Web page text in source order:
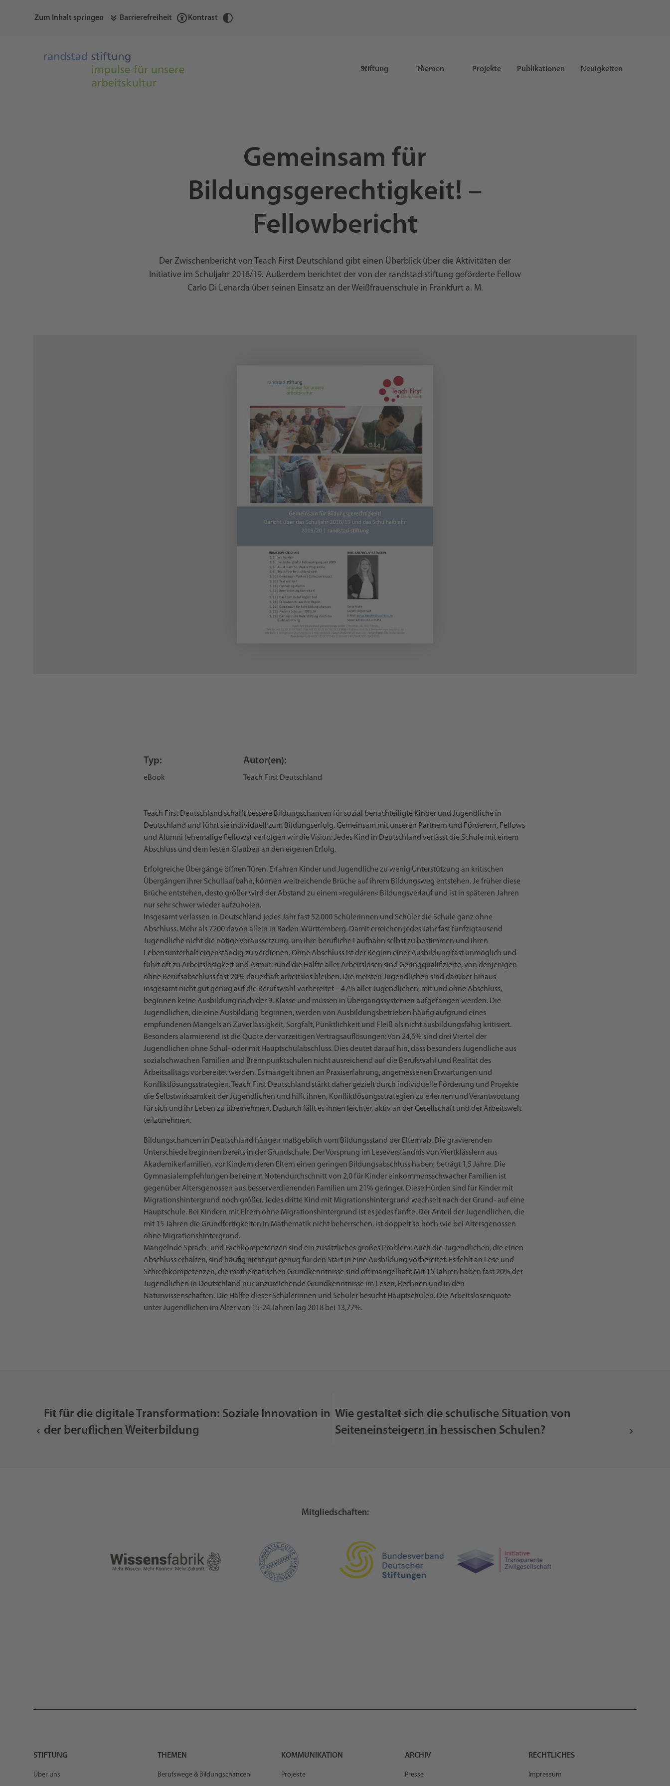
Zum Inhalt springen Barrierefreiheit Kontrast
Stiftung Themen Projekte Publikationen Neuigkeiten
Gemeinsam für
Bildungsgerechtigkeit! –
Fellowbericht
Der Zwischenbericht von Teach First Deutschland gibt einen Überblick über die Aktivitäten der
Initiative im Schuljahr 2018/19. Außerdem berichtet der von der randstad stiftung geförderte Fellow
Carlo Di Lenarda über seinen Einsatz an der Weißfrauenschule in Frankfurt a. M.
Typ:
eBook
Autor(en):
Teach First Deutschland
Teach First Deutschland schafft bessere Bildungschancen für sozial benachteiligte Kinder und Jugendliche in
Deutschland und führt sie individuell zum Bildungserfolg. Gemeinsam mit unseren Partnern und Förderern, Fellows
und Alumni (ehemalige Fellows) verfolgen wir die Vision: Jedes Kind in Deutschland verlässt die Schule mit einem
Abschluss und dem festen Glauben an den eigenen Erfolg.
Erfolgreiche Übergänge öffnen Türen. Erfahren Kinder und Jugendliche zu wenig Unterstützung an kritischen
Übergängen ihrer Schullaufbahn, können weitreichende Brüche auf ihrem Bildungsweg entstehen. Je früher diese
Brüche entstehen, desto größer wird der Abstand zu einem »regulären« Bildungsverlauf und ist in späteren Jahren
nur sehr schwer wieder aufzuholen.
Insgesamt verlassen in Deutschland jedes Jahr fast 52.000 Schülerinnen und Schüler die Schule ganz ohne
Abschluss. Mehr als 7200 davon allein in Baden-Württemberg. Damit erreichen jedes Jahr fast fünfzigtausend
Jugendliche nicht die nötige Voraussetzung, um ihre berufliche Laufbahn selbst zu bestimmen und ihren
Lebensunterhalt eigenständig zu verdienen. Ohne Abschluss ist der Beginn einer Ausbildung fast unmöglich und
führt oft zu Arbeitslosigkeit und Armut: rund die Hälfte aller Arbeitslosen sind Geringqualifizierte, von denjenigen
ohne Berufsabschluss fast 20% dauerhaft arbeitslos bleiben. Die meisten Jugendlichen sind darüber hinaus
insgesamt nicht gut genug auf die Berufswahl vorbereitet – 47% aller Jugendlichen, mit und ohne Abschluss,
beginnen keine Ausbildung nach der 9. Klasse und müssen in Übergangssystemen aufgefangen werden. Die
Jugendlichen, die eine Ausbildung beginnen, werden von Ausbildungsbetrieben häufig aufgrund eines
empfundenen Mangels an Zuverlässigkeit, Sorgfalt, Pünktlichkeit und Fleiß als nicht ausbildungsfähig kritisiert.
Besonders alarmierend ist die Quote der vorzeitigen Vertragsauflösungen: Von 24,6% sind drei Viertel der
Jugendlichen ohne Schul- oder mit Hauptschulabschluss. Dies deutet darauf hin, dass besonders Jugendliche aus
sozialschwachen Familien und Brennpunktschulen nicht ausreichend auf die Berufswahl und Realität des
Arbeitsalltags vorbereitet werden. Es mangelt ihnen an Praxiserfahrung, angemessenen Erwartungen und
Konfliktlösungsstrategien. Teach First Deutschland stärkt daher gezielt durch individuelle Förderung und Projekte
die Selbstwirksamkeit der Jugendlichen und hilft ihnen, Konfliktlösungsstrategien zu erlernen und Verantwortung
für sich und ihr Leben zu übernehmen. Dadurch fällt es ihnen leichter, aktiv an der Gesellschaft und der Arbeitswelt
teilzunehmen.
Bildungschancen in Deutschland hängen maßgeblich vom Bildungsstand der Eltern ab. Die gravierenden
Unterschiede beginnen bereits in der Grundschule. Der Vorsprung im Leseverständnis von Viertklässlern aus
Akademikerfamilien, vor Kindern deren Eltern einen geringen Bildungsabschluss haben, beträgt 1,5 Jahre. Die
Gymnasialempfehlungen bei einem Notendurchschnitt von 2,0 für Kinder einkommensschwacher Familien ist
gegenüber Altersgenossen aus besserverdienenden Familien um 21% geringer. Diese Hürden sind für Kinder mit
Migrationshintergrund noch größer. Jedes dritte Kind mit Migrationshintergrund wechselt nach der Grund- auf eine
Hauptschule. Bei Kindern mit Eltern ohne Migrationshintergrund ist es jedes fünfte. Der Anteil der Jugendlichen, die
mit 15 Jahren die Grundfertigkeiten in Mathematik nicht beherrschen, ist doppelt so hoch wie bei Altersgenossen
ohne Migrationshintergrund.
Mangelnde Sprach- und Fachkompetenzen sind ein zusätzliches großes Problem: Auch die Jugendlichen, die einen
Abschluss erhalten, sind häufig nicht gut genug für den Start in eine Ausbildung vorbereitet. Es fehlt an Lese und
Schreibkompetenzen, die mathematischen Grundkenntnisse sind oft mangelhaft: Mit 15 Jahren haben fast 20% der
Jugendlichen in Deutschland nur unzureichende Grundkenntnisse im Lesen, Rechnen und in den
Naturwissenschaften. Die Hälfte dieser Schülerinnen und Schüler besucht Hauptschulen. Die Arbeitslosenquote
unter Jugendlichen im Alter von 15-24 Jahren lag 2018 bei 13,77%.
Fit für die digitale Transformation: Soziale Innovation in
der beruflichen Weiterbildung
Wie gestaltet sich die schulische Situation von
Seiteneinsteigern in hessischen Schulen?
Mitgliedschaften:
STIFTUNG
Über uns
THEMEN
Berufswege & Bildungschancen
KOMMUNIKATION
Projekte
ARCHIV
Presse
RECHTLICHES
Impressum